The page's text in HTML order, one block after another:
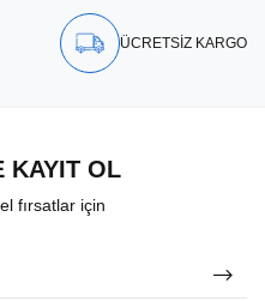
ÜCRETSİZ KARGO
KAYIT OL
fırsatlar için